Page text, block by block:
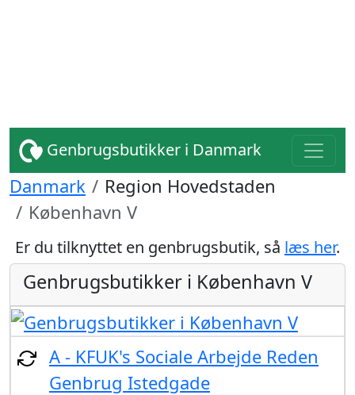
Genbrugsbutikker i Danmark
Danmark
Region Hovedstaden
København V
Er du tilknyttet en genbrugsbutik, så læs her.
Genbrugsbutikker i København V
A - KFUK's Sociale Arbejde Reden
Genbrug Istedgade